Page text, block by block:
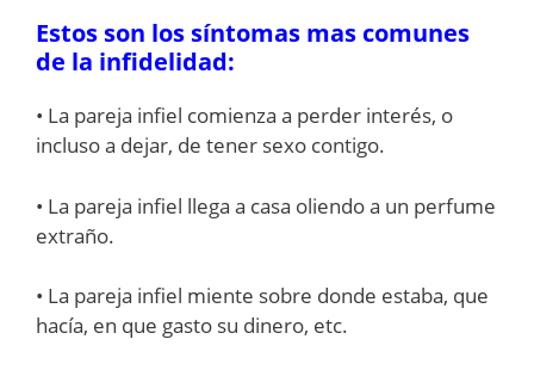
Estos son los síntomas mas comunes
de la infidelidad:
• La pareja infiel comienza a perder interés, o
incluso a dejar, de tener sexo contigo.
• La pareja infiel llega a casa oliendo a un perfume
extraño.
• La pareja infiel miente sobre donde estaba, que
hacía, en que gasto su dinero, etc.